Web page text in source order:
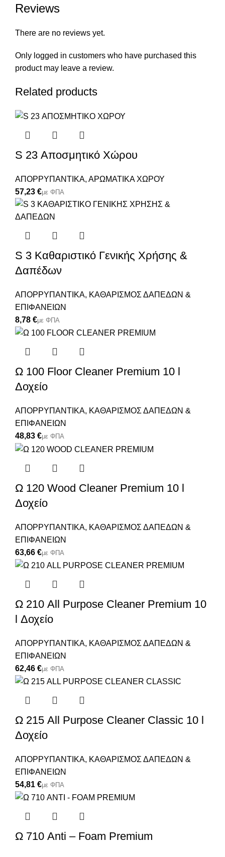
Reviews
There are no reviews yet.
Only logged in customers who have purchased this
product may leave a review.
Related products
S 23 Αποσμητικό Χώρου
ΑΠΟΡΡΥΠΑΝΤΙΚΑ, ΑΡΩΜΑΤΙΚΑ ΧΩΡΟΥ
€
S 3 Καθαριστικό Γενικής Χρήσης &
Δαπέδων
ΑΠΟΡΡΥΠΑΝΤΙΚΑ, ΚΑΘΑΡΙΣΜΟΣ ΔΑΠΕΔΩΝ &
ΕΠΙΦΑΝΕΙΩΝ
€
Ω 100 Floor Cleaner Premium 10 l
Δοχείο
ΑΠΟΡΡΥΠΑΝΤΙΚΑ, ΚΑΘΑΡΙΣΜΟΣ ΔΑΠΕΔΩΝ &
ΕΠΙΦΑΝΕΙΩΝ
€
Ω 120 Wood Cleaner Premium 10 l
Δοχείο
ΑΠΟΡΡΥΠΑΝΤΙΚΑ, ΚΑΘΑΡΙΣΜΟΣ ΔΑΠΕΔΩΝ &
ΕΠΙΦΑΝΕΙΩΝ
€
Ω 210 All Purpose Cleaner Premium 10
l Δοχείο
ΑΠΟΡΡΥΠΑΝΤΙΚΑ, ΚΑΘΑΡΙΣΜΟΣ ΔΑΠΕΔΩΝ &
ΕΠΙΦΑΝΕΙΩΝ
€
Ω 215 All Purpose Cleaner Classic 10 l
Δοχείο
ΑΠΟΡΡΥΠΑΝΤΙΚΑ, ΚΑΘΑΡΙΣΜΟΣ ΔΑΠΕΔΩΝ &
ΕΠΙΦΑΝΕΙΩΝ
€
Ω 710 Anti – Foam Premium